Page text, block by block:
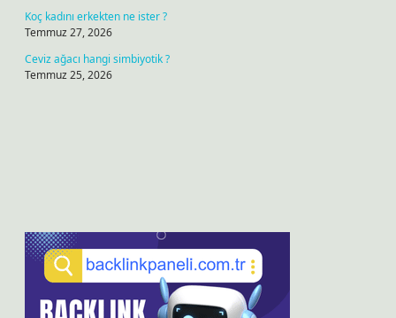
Koç kadını erkekten ne ister ?
Temmuz 27, 2026
Ceviz ağacı hangi simbiyotik ?
Temmuz 25, 2026